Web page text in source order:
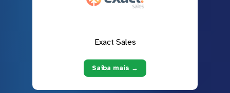
Exact Sales
Saiba mais →